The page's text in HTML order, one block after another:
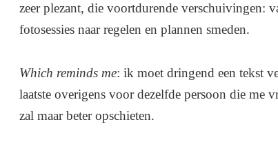
zeer plezant, die voortdurende verschuivingen:
fotosessies naar regelen en plannen smeden.
Which reminds me: ik moet dringend een tekst
laatste overigens voor dezelfde persoon die me
zal maar beter opschieten.